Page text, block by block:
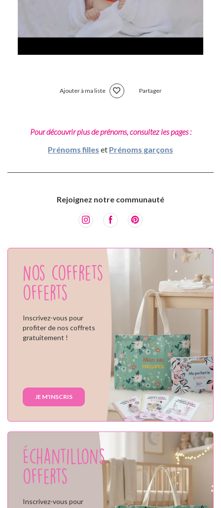
Ajouter à ma liste Partager
Pour découvrir plus de prénoms, consultez les pages :
Prénoms filles et Prénoms garçons
Rejoignez notre communauté
Nos coffrets
offerts
Inscrivez-vous pour
profiter de nos coffrets
gratuitement !
JE M'INSCRIS
Échantillons
offerts
Inscrivez-vous pour